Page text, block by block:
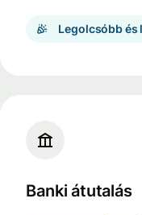
Legolcsóbb és
Banki átutalás